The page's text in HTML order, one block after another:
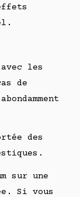
les
de
des
sur une
Si vous